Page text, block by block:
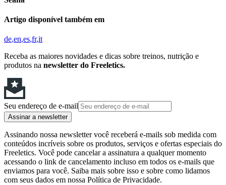
Artigo disponível também em
de en es fr it
Receba as maiores novidades e dicas sobre treinos, nutrição e
produtos na newsletter do Freeletics.
Seu endereço de e-mail
Assinar a newsletter
Assinando nossa newsletter você receberá e-mails sob medida com
conteúdos incríveis sobre os produtos, serviços e ofertas especiais do
Freeletics. Você pode cancelar a assinatura a qualquer momento
acessando o link de cancelamento incluso em todos os e-mails que
enviamos para você. Saiba mais sobre isso e sobre como lidamos
com seus dados em nossa Política de Privacidade.